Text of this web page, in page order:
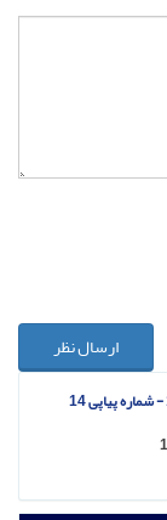
ارسال نظر